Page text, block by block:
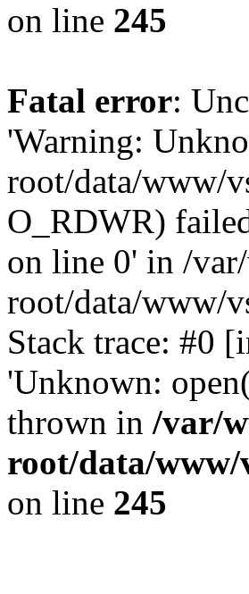
on line 245
Fatal error:
'Warning:
root/data/www/
O_RDWR)
on line 0' in /
root/data/www/
Stack trace: #0
'Unknown:
thrown in /var/
root/data/www/
on line 245